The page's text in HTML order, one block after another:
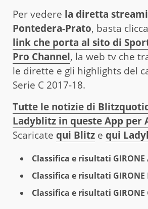
Per vedere la diretta
Pontedera-Prato, basta
link che porta al sito di
Pro Channel, la web tv che
le dirette e gli highlights del
Serie C 2017-18.
Tutte le notizie di
Ladyblitz in queste App per
Scaricate qui Blitz e qui
Classifica e risultati GIRONE
Classifica e risultati GIRONE
Classifica e risultati GIRONE